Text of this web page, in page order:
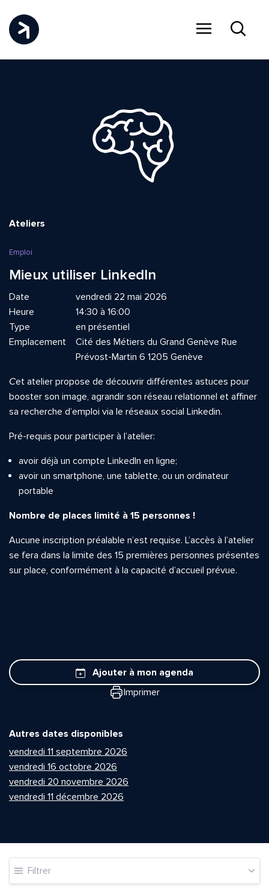
Ateliers
Emploi
Mieux utiliser LinkedIn
Date
vendredi 22 mai 2026
Heure
14:30 à 16:00
Type
en présentiel
Emplacement
Cité des Métiers du Grand Genève Rue
Prévost-Martin 6 1205 Genève
Cet atelier propose de découvrir différentes astuces pour
booster son image, agrandir son réseau relationnel et affiner
sa recherche d’emploi via le réseaux social Linkedin.
Pré-requis pour participer à l’atelier:
avoir déjà un compte Linkedln en ligne;
avoir un smartphone, une tablette, ou un ordinateur
portable
Nombre de places limité à 15 personnes !
Aucune inscription préalable n’est requise. L’accès à l’atelier
se fera dans la limite des 15 premières personnes présentes
sur place, conformément à la capacité d’accueil prévue.
Ajouter à mon agenda
Imprimer
Autres dates disponibles
vendredi 11 septembre 2026
vendredi 16 octobre 2026
vendredi 20 novembre 2026
vendredi 11 décembre 2026
Filtrer
Quelle est la pertinence de cette page?